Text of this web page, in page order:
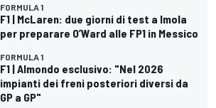
FORMULA 1
F1 | McLaren: due giorni di test a Imola
per preparare O’Ward alle FP1 in Messico
FORMULA 1
F1 | Almondo esclusivo: "Nel 2026
impianti dei freni posteriori diversi da
GP a GP"